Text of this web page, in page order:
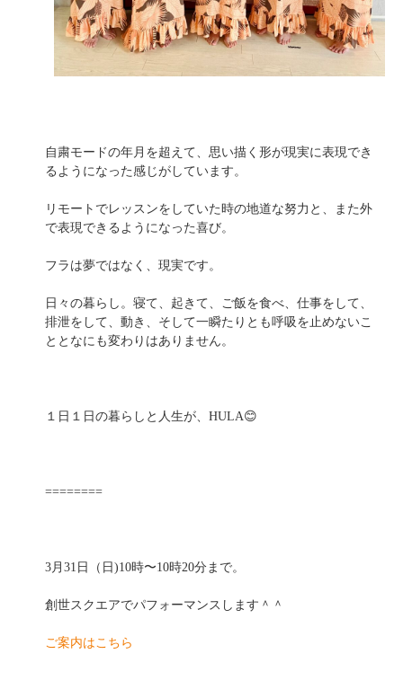
自粛モードの年月を超えて、思い描く形が現実に表現でき
るようになった感じがしています。
リモートでレッスンをしていた時の地道な努力と、また外
で表現できるようになった喜び。
フラは夢ではなく、現実です。
日々の暮らし。寝て、起きて、ご飯を食べ、仕事をして、
排泄をして、動き、そして一瞬たりとも呼吸を止めないこ
ととなにも変わりはありません。
１日１日の暮らしと人生が、HULA😊
========
3月31日（日)10時〜10時20分まで。
創世スクエアでパフォーマンスします＾＾
ご案内はこちら